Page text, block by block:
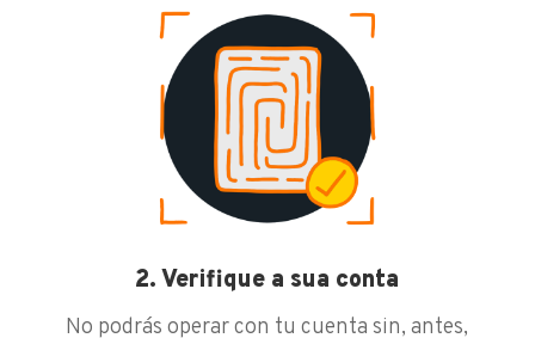
2. Verifique a sua conta
No podrás operar con tu cuenta sin, antes,